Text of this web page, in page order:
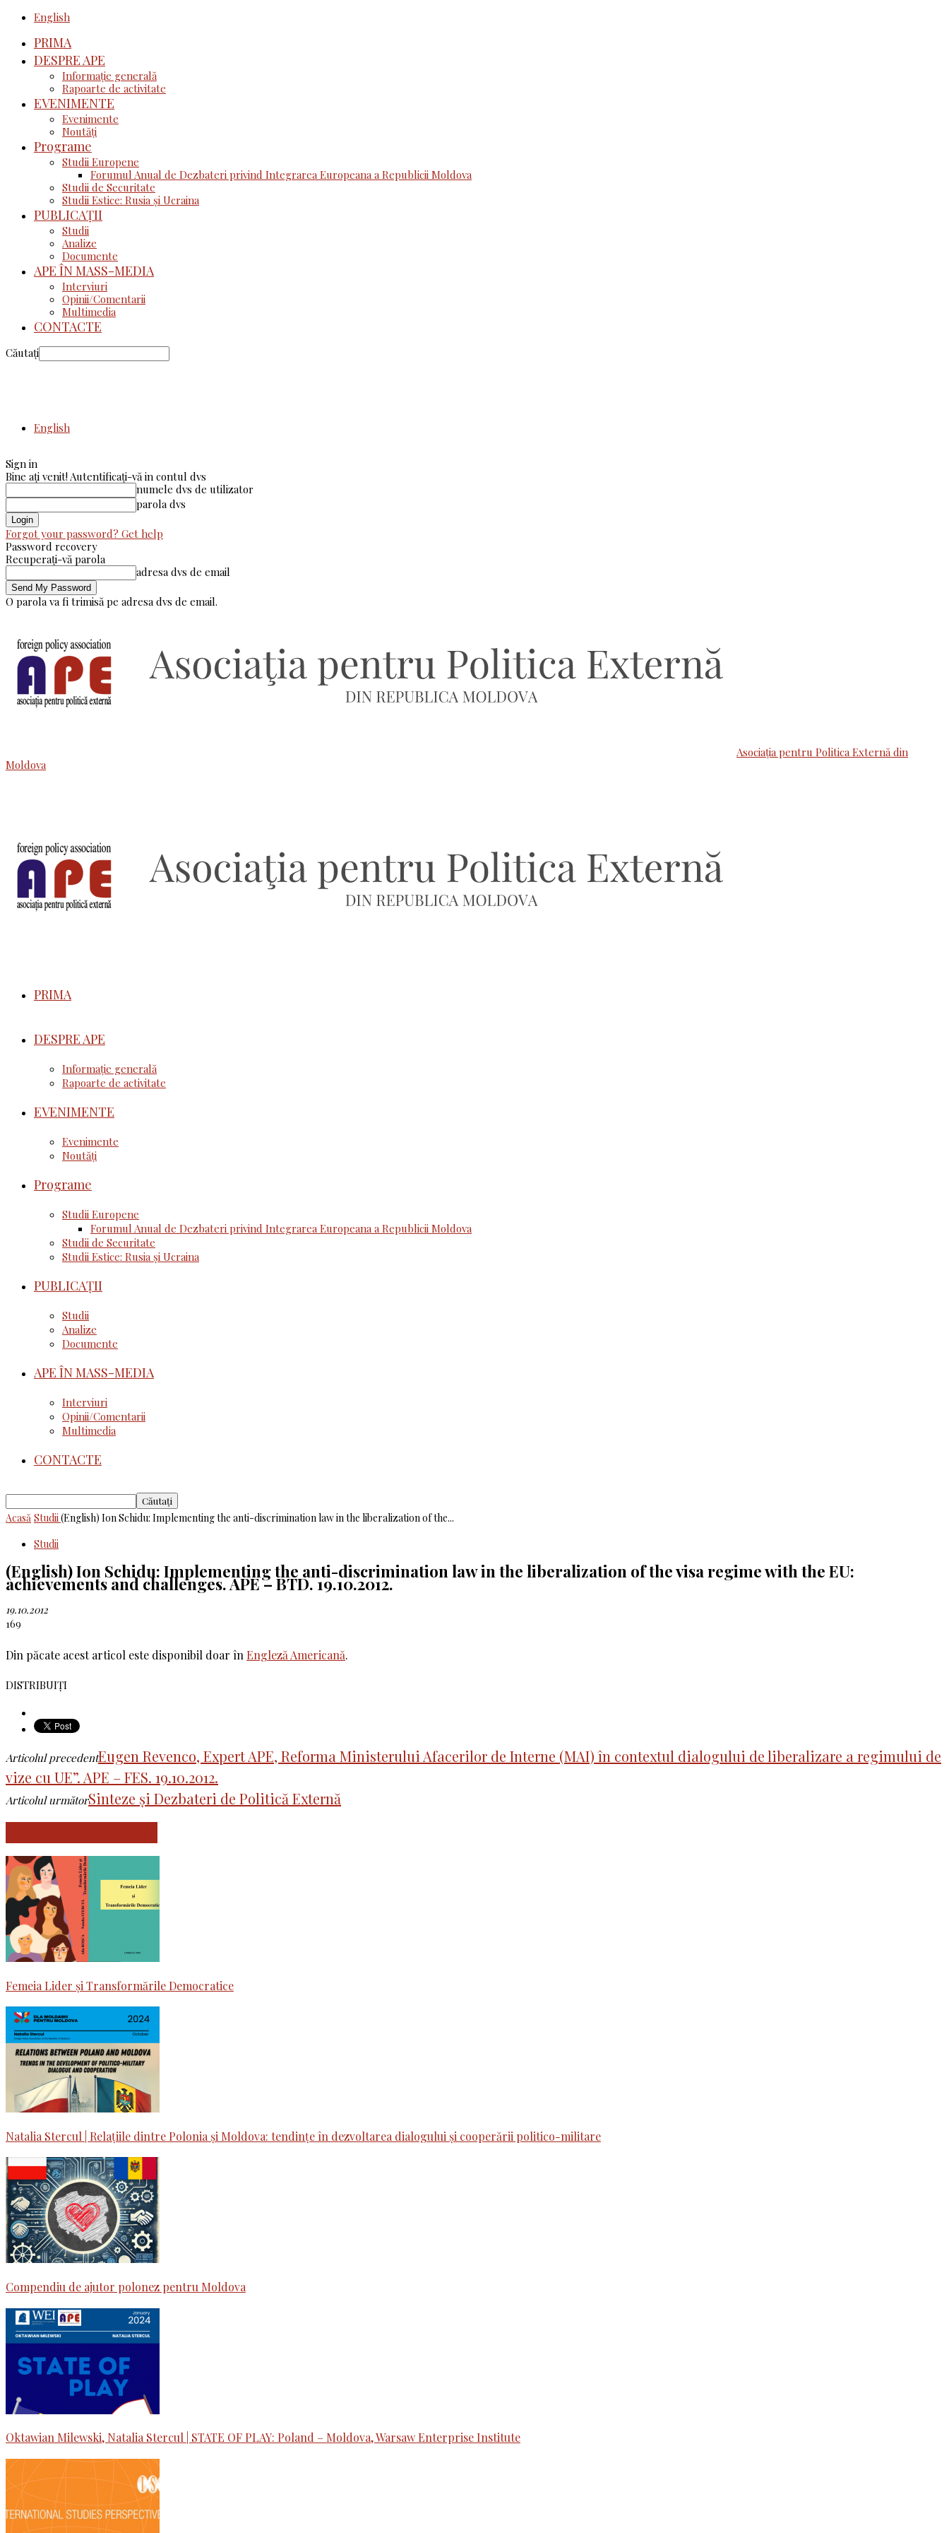
English
PRIMA
DESPRE APE
Informație generală
Rapoarte de activitate
EVENIMENTE
Evenimente
Noutăţi
Programe
Studii Europene
Forumul Anual de Dezbateri privind Integrarea Europeana a Republicii Moldova
Studii de Securitate
Studii Estice: Rusia și Ucraina
PUBLICAȚII
Studii
Analize
Documente
APE ÎN MASS-MEDIA
Interviuri
Opinii/Comentarii
Multimedia
CONTACTE
Căutați
English
Sign in
Bine ați venit! Autentificați-vă in contul dvs
numele dvs de utilizator
parola dvs
Forgot your password? Get help
Password recovery
Recuperați-vă parola
adresa dvs de email
O parola va fi trimisă pe adresa dvs de email.
Asociaţia pentru Politica Externă din
Moldova
PRIMA
DESPRE APE
Informație generală
Rapoarte de activitate
EVENIMENTE
Evenimente
Noutăţi
Programe
Studii Europene
Forumul Anual de Dezbateri privind Integrarea Europeana a Republicii Moldova
Studii de Securitate
Studii Estice: Rusia și Ucraina
PUBLICAȚII
Studii
Analize
Documente
APE ÎN MASS-MEDIA
Interviuri
Opinii/Comentarii
Multimedia
CONTACTE
Acasă Studii(English) Ion Schidu: Implementing the anti-discrimination law in the liberalization of the...
Studii
(English) Ion Schidu: Implementing the anti-discrimination law in the liberalization of the visa regime with the EU:
achievements and challenges. APE – BTD. 19.10.2012.
19.10.2012
169
Din păcate acest articol este disponibil doar înEngleză Americană.
DISTRIBUIȚI
Articolul precedentEugen Revenco, Expert APE, Reforma Ministerului Afacerilor de Interne (MAI) în contextul dialogului de liberalizare a regimului de
vize cu UE”. APE – FES. 19.10.2012.
Articolul următorSinteze și Dezbateri de Politică Externă
Femeia Lider și Transformările Democratice
Natalia Stercul | Relațiile dintre Polonia și Moldova: tendințe în dezvoltarea dialogului și cooperării politico-militare
Compendiu de ajutor polonez pentru Moldova
Oktawian Milewski, Natalia Stercul | STATE OF PLAY: Poland – Moldova, Warsaw Enterprise Institute